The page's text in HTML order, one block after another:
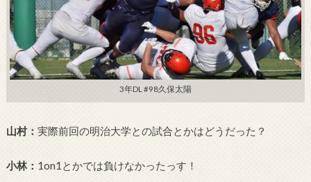
3年DL #98久保太陽
山村： 実際前回の明治大学との試合とかはどうだった？
小林： 1on1とかでは負けなかったっす！